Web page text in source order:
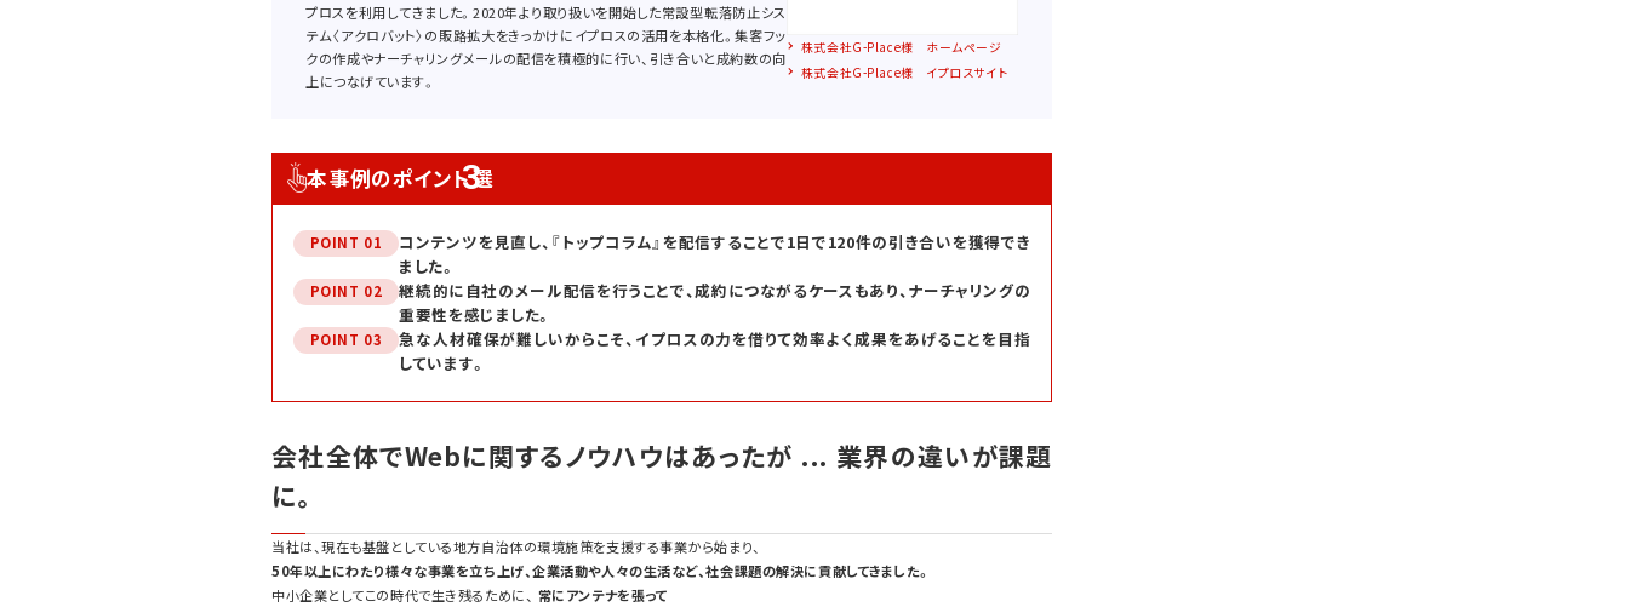
プロスを利用してきました。2020年より取り扱いを開始した常設型転落防止シス
テム〈アクロバット〉の販路拡大をきっかけにイプロスの活用を本格化。集客フッ
クの作成やナーチャリングメールの配信を積極的に行い、引き合いと成約数の向
上につなげています。
株式会社G-Place様 ホームページ
株式会社G-Place様 イプロスサイト
本事例のポイント3選
POINT 01
コンテンツを見直し、『トップコラム』を配信することで1日で120件の引き合いを獲得でき
ました。
POINT 02
継続的に自社のメール配信を行うことで、成約につながるケースもあり、ナーチャリングの
重要性を感じました。
POINT 03
急な人材確保が難しいからこそ、イプロスの力を借りて効率よく成果をあげることを目指
しています。
会社全体でWebに関するノウハウはあったが ... 業界の違いが課題
に。
当社は、現在も基盤としている地方自治体の環境施策を支援する事業から始まり、
50年以上にわたり様々な事業を立ち上げ、企業活動や人々の生活など、社会課題の解決に貢献してきました。
中小企業としてこの時代で生き残るために、 常にアンテナを張って